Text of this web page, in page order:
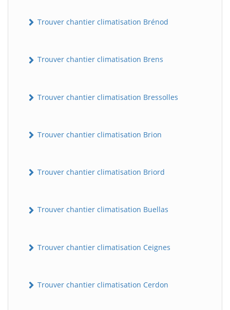
Trouver chantier climatisation Brénod
Trouver chantier climatisation Brens
Trouver chantier climatisation Bressolles
Trouver chantier climatisation Brion
Trouver chantier climatisation Briord
Trouver chantier climatisation Buellas
Trouver chantier climatisation Ceignes
Trouver chantier climatisation Cerdon